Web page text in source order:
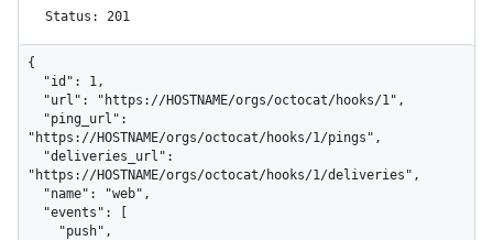
Status: 201
{
"https://HOSTNAME/orgs/octocat/hooks/1/pings",
"https://HOSTNAME/orgs/octocat/hooks/1/deliveries",